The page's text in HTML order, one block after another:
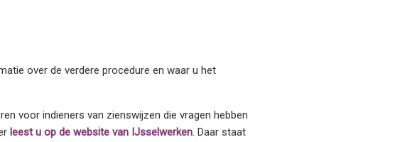
over de verdere procedure en waar u het
voor indieners van zienswijzen die vragen hebben
leest u op de website van IJsselwerken. Daar staat